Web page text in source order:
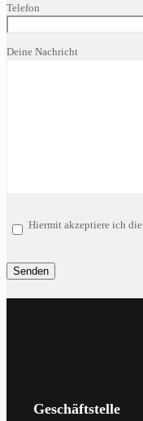
leer.
Telefon
Deine Nachricht
Hiermit akzeptiere ich die
Geschäftstelle